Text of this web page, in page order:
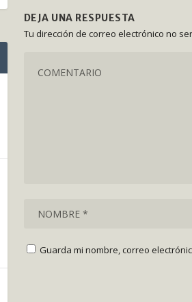
DEJA UNA RESPUESTA
Tu dirección de correo electrónico no
Guarda mi nombre, correo